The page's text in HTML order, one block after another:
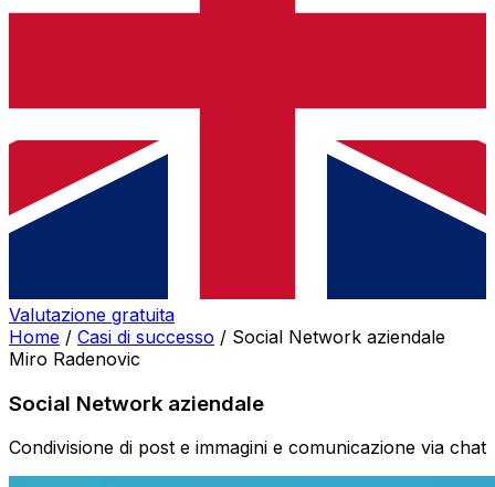
Valutazione gratuita
Home / Casi di successo / Social Network aziendale
Miro Radenovic
Social Network aziendale
Condivisione di post e immagini e comunicazione via chat